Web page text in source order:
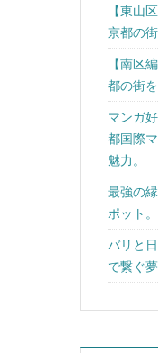
【東山
京都の
【南区
都の街
マンガ
都国際
魅力。
最強の
ポット
バリと
で繋ぐ